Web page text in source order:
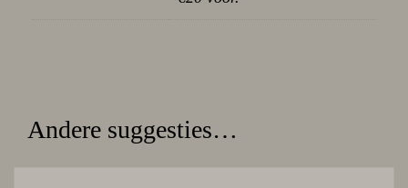
Andere suggesties…